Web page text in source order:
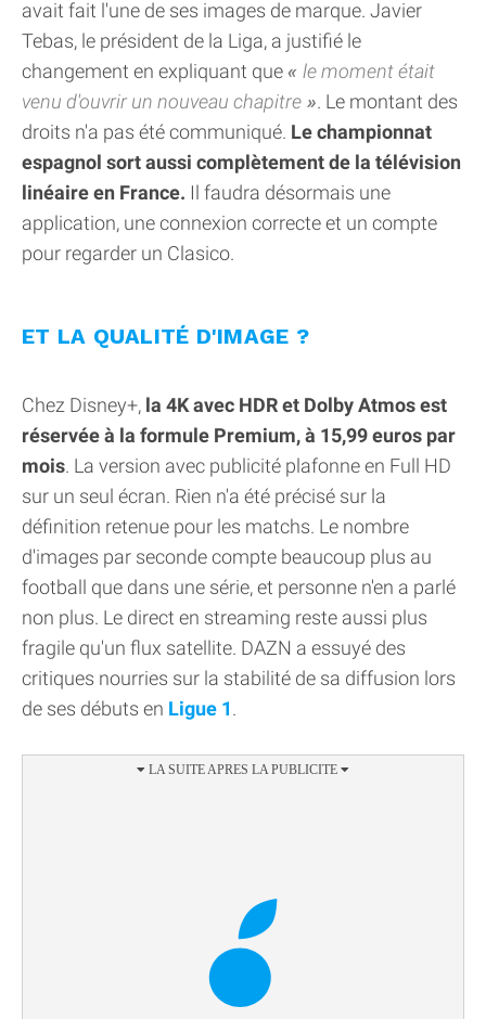
avait fait l'une de ses images de marque. Javier
Tebas, le président de la Liga, a justifié le
changement en expliquant que
le moment était
venu d'ouvrir un nouveau chapitre
. Le montant des
droits n'a pas été communiqué. Le championnat
espagnol sort aussi complètement de la télévision
linéaire en France. Il faudra désormais une
application, une connexion correcte et un compte
pour regarder un Clasico.
ET LA QUALITÉ D'IMAGE ?
Chez Disney+, la 4K avec HDR et Dolby Atmos est
réservée à la formule Premium, à 15,99 euros par
mois. La version avec publicité plafonne en Full HD
sur un seul écran. Rien n'a été précisé sur la
définition retenue pour les matchs. Le nombre
d'images par seconde compte beaucoup plus au
football que dans une série, et personne n'en a parlé
non plus. Le direct en streaming reste aussi plus
fragile qu'un flux satellite. DAZN a essuyé des
critiques nourries sur la stabilité de sa diffusion lors
de ses débuts en Ligue 1.